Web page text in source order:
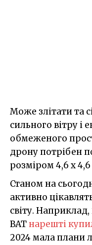
Може злітати та
сильного вітру і
обмеженого
дрону потрібен
розміром 4,6 х
Станом на
активно
світу.
BATнарешті
2024 мала плани